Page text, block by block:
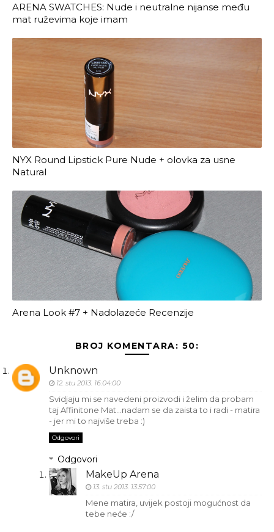
ARENA SWATCHES: Nude i neutralne nijanse među
mat ruževima koje imam
NYX Round Lipstick Pure Nude + olovka za usne
Natural
Arena Look #7 + Nadolazeće Recenzije
BROJ KOMENTARA: 50:
Unknown
12. stu 2013. 16:04:00
Svidjaju mi se navedeni proizvodi i želim da probam
taj Affinitone Mat...nadam se da zaista to i radi - matira
- jer mi to najviše treba :)
Odgovori
Odgovori
MakeUp Arena
13. stu 2013. 13:57:00
Mene matira, uvijek postoji mogućnost da
tebe neće :/